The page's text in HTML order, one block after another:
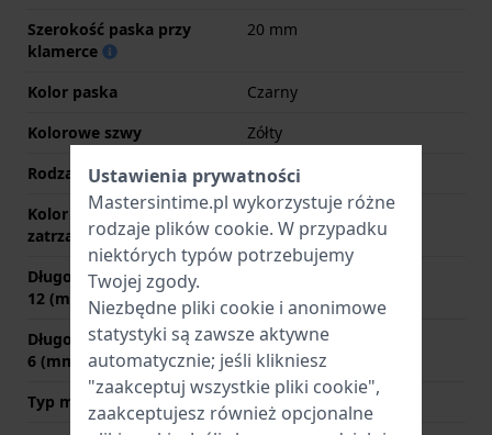
Szerokość paska przy
klamerce
20 mm
Kolor paska
Czarny
Kolorowe szwy
Zółty
Rodzaj zapięcia
Sprzączka
Kolor zapięcia
zatrzaskowego
Srebrny
Długość paska na godzinie
12 (mm)
Długość paska na godzinie
6 (mm)
125 mm
Typ mocowania
Kołki sprężyste
Ustawienia prywatności
Mastersintime.pl wykorzystuje różne
rodzaje plików cookie. W przypadku
niektórych typów potrzebujemy
Twojej zgody.
Niezbędne pliki cookie i anonimowe
statystyki są zawsze aktywne
automatycznie; jeśli klikniesz
"zaakceptuj wszystkie pliki cookie",
zaakceptujesz również opcjonalne